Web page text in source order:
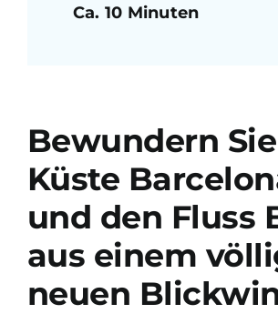
Bewundern
Küste
und den Fluss
aus einem
neuen
Ca. 10 Minuten